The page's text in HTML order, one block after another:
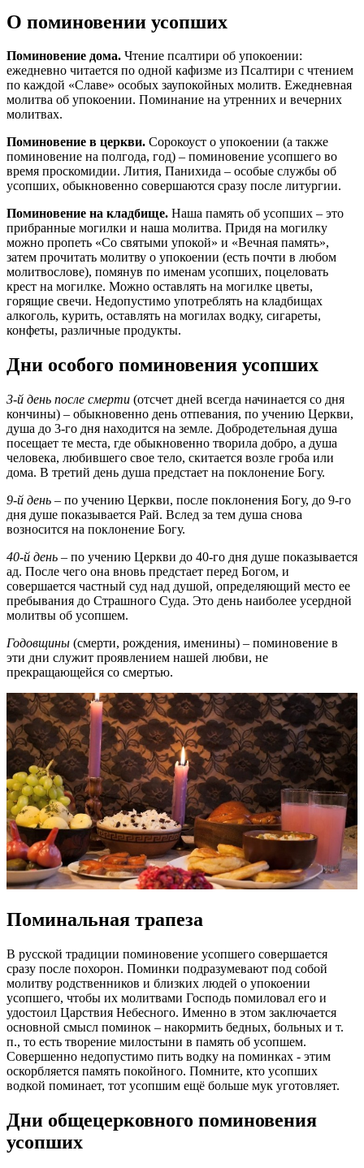
О поминовении усопших
Поминовение дома. Чтение псалтири об упокоении:
ежедневно читается по одной кафизме из Псалтири с чтением
по каждой «Славе» особых заупокойных молитв. Ежедневная
молитва об упокоении. Поминание на утренних и вечерних
молитвах.
Поминовение в церкви. Сорокоуст о упокоении (а также
поминовение на полгода, год) – поминовение усопшего во
время проскомидии. Лития, Панихида – особые службы об
усопших, обыкновенно совершаются сразу после литургии.
Поминовение на кладбище. Наша память об усопших – это
прибранные могилки и наша молитва. Придя на могилку
можно пропеть «Со святыми упокой» и «Вечная память»,
затем прочитать молитву о упокоении (есть почти в любом
молитвослове), помянув по именам усопших, поцеловать
крест на могилке. Можно оставлять на могилке цветы,
горящие свечи. Недопустимо употреблять на кладбищах
алкоголь, курить, оставлять на могилах водку, сигареты,
конфеты, различные продукты.
Дни особого поминовения усопших
3-й день после смерти (отсчет дней всегда начинается со дня
кончины) – обыкновенно день отпевания, по учению Церкви,
душа до 3-го дня находится на земле. Добродетельная душа
посещает те места, где обыкновенно творила добро, а душа
человека, любившего свое тело, скитается возле гроба или
дома. В третий день душа предстает на поклонение Богу.
9-й день – по учению Церкви, после поклонения Богу, до 9-го
дня душе показывается Рай. Вслед за тем душа снова
возносится на поклонение Богу.
40-й день – по учению Церкви до 40-го дня душе показывается
ад. После чего она вновь предстает перед Богом, и
совершается частный суд над душой, определяющий место ее
пребывания до Страшного Суда. Это день наиболее усердной
молитвы об усопшем.
Годовщины (смерти, рождения, именины) – поминовение в
эти дни служит проявлением нашей любви, не
прекращающейся со смертью.
Поминальная трапеза
В русской традиции поминовение усопшего совершается
сразу после похорон. Поминки подразумевают под собой
молитву родственников и близких людей о упокоении
усопшего, чтобы их молитвами Господь помиловал его и
удостоил Царствия Небесного. Именно в этом заключается
основной смысл поминок – накормить бедных, больных и т.
п., то есть творение милостыни в память об усопшем.
Совершенно недопустимо пить водку на поминках - этим
оскорбляется память покойного. Помните, кто усопших
водкой поминает, тот усопшим ещё больше мук уготовляет.
Дни общецерковного поминовения
усопших